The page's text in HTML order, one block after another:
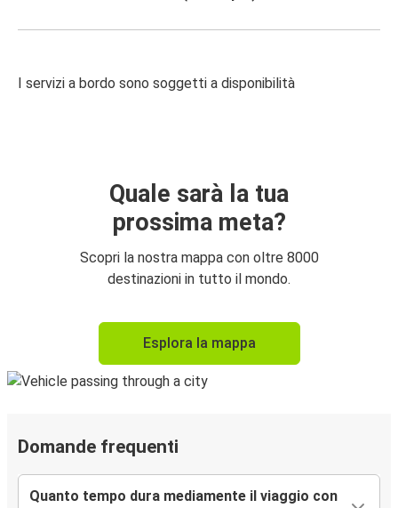
I servizi a bordo sono soggetti a disponibilità
Quale sarà la tua
prossima meta?
Scopri la nostra mappa con oltre 8000
destinazioni in tutto il mondo.
Esplora la mappa
Domande frequenti
Quanto tempo dura mediamente il viaggio con